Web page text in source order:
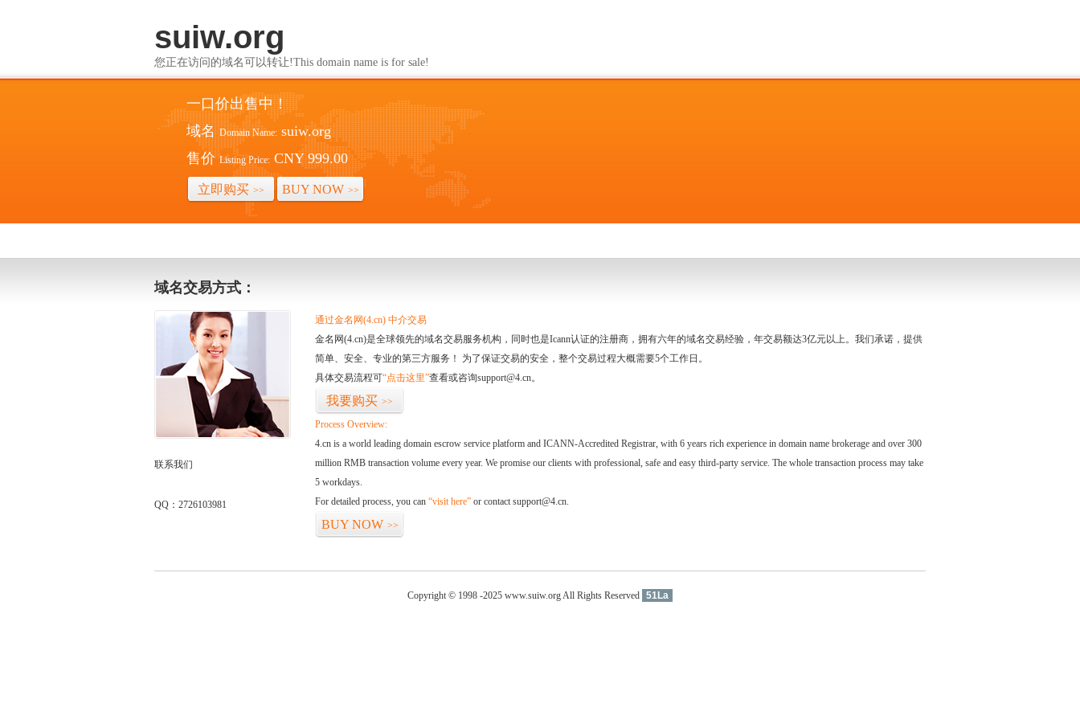
suiw.org
您正在访问的域名可以转让!This domain name is for sale!
一口价出售中！
域名 Domain Name: suiw.org
售价 Listing Price: CNY 999.00
立即购买 >> BUY NOW >>
域名交易方式：
联系我们
QQ：2726103981
通过金名网(4.cn) 中介交易
金名网(4.cn)是全球领先的域名交易服务机构，同时也是Icann认证的注册商，拥有六年的域名交易经验，年交易额达3亿元以上。我们承诺，提供
简单、安全、专业的第三方服务！ 为了保证交易的安全，整个交易过程大概需要5个工作日。
具体交易流程可“点击这里”查看或咨询support@4.cn。
我要购买 >>
Process Overview:
4.cn is a world leading domain escrow service platform and ICANN-Accredited Registrar, with 6 years rich experience in domain name brokerage and over 300
million RMB transaction volume every year. We promise our clients with professional, safe and easy third-party service. The whole transaction process may take
5 workdays.
For detailed process, you can “visit here” or contact support@4.cn.
BUY NOW >>
Copyright © 1998 -2025 www.suiw.org All Rights Reserved 51La